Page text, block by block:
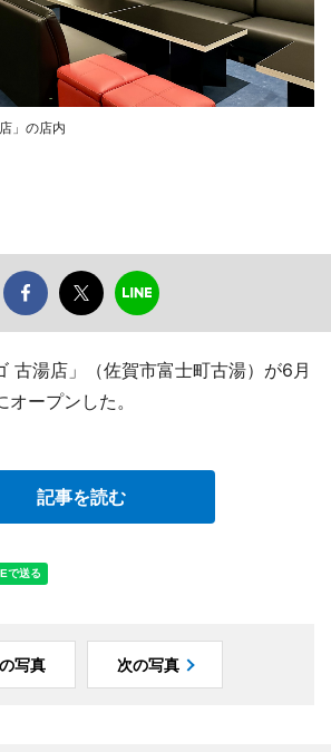
」の店内
古湯店」（佐賀市富士町古湯）が6月
ープンした。
記事を読む
写真 次の写真